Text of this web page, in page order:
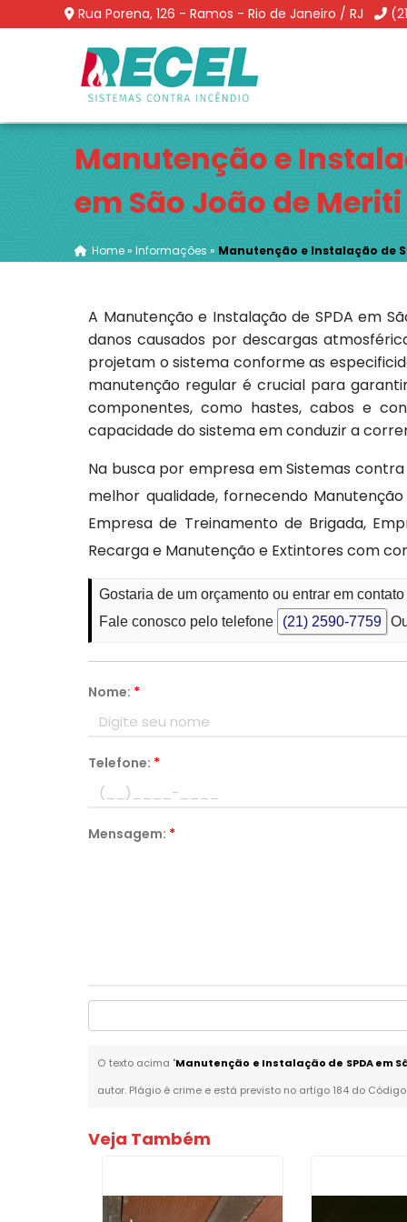
Rua Porena, 126 - Ramos - Rio de Janeiro / RJ
Manutenção e
em São João de Meriti
Home»Informações » Manutenção e Instalação de
A Manutenção e Instalação de SPDA em
danos causados por descargas
projetam o sistema conforme as
manutenção regular é crucial para
componentes, como hastes, cabos e
capacidade do sistema em conduzir a
Na busca por empresa em Sistemas
melhor qualidade, fornecendo
Empresa de Treinamento de Brigada,
Recarga e Manutenção e Extintores com
Gostaria de um orçamento ou entrar em
Fale conosco pelo telefone
(21) 2590-7759
Nome: *
Telefone: *
Mensagem: *
O texto acima "Manutenção e Instalação de SPDA em
autor. Plágio é crime e está previsto no artigo 184 do Código
Veja Também